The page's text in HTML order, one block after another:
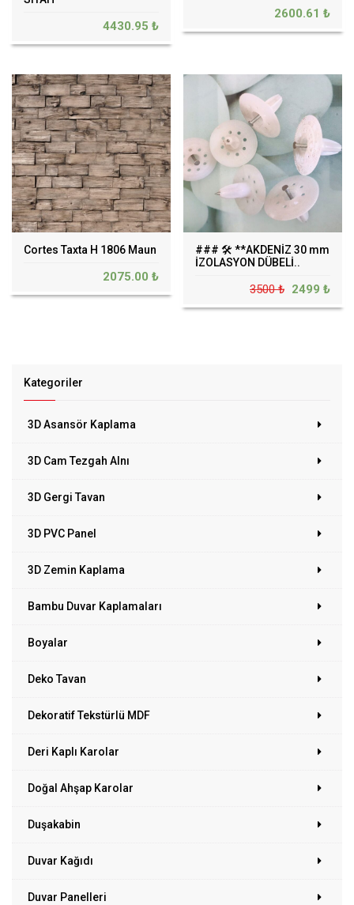
Kategoriler
3D Asansör Kaplama
3D Cam Tezgah Alnı
3D Gergi Tavan
3D PVC Panel
3D Zemin Kaplama
Bambu Duvar Kaplamaları
Boyalar
Deko Tavan
Dekoratif Tekstürlü MDF
Deri Kaplı Karolar
Doğal Ahşap Karolar
Duşakabin
Duvar Kağıdı
Duvar Panelleri
4430.95 ₺
2600.61 ₺
Cortes Taxta H 1806 Maun
2075.00 ₺
### 🛠️ **AKDENİZ 30 mm
İZOLASYON DÜBELİ..
3500 ₺ 2499 ₺